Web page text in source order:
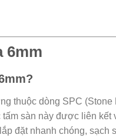
6mm
thuộc dòng SPC (Stone
sàn này được liên kết
đặt nhanh chóng, sạch